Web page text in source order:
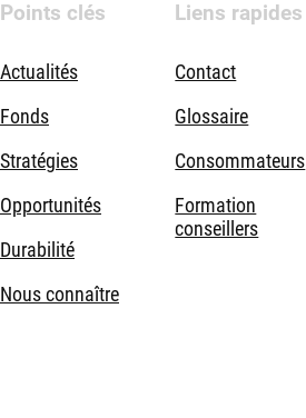
Points clés
Actualités
Fonds
Stratégies
Opportunités
Durabilité
Nous connaître
Liens rapides
Contact
Glossaire
Consommateurs
Formation
conseillers